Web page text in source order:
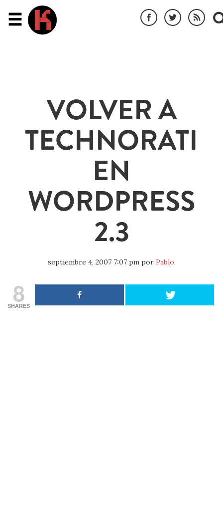
VOLVER A
TECHNORATI
EN
WORDPRESS
2.3
septiembre 4, 2007 7:07 pmpor Pablo.
8
SHARES